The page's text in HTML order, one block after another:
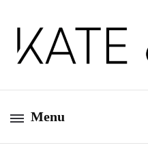
Kate&You
Menu